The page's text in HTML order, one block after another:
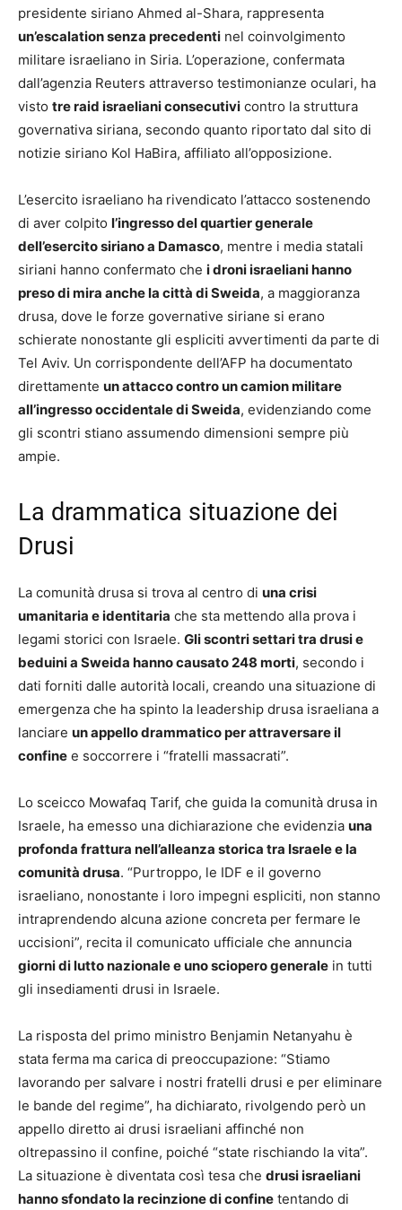
presidente siriano Ahmed al-Shara, rappresenta
un’escalation senza precedenti nel coinvolgimento
militare israeliano in Siria. L’operazione, confermata
dall’agenzia Reuters attraverso testimonianze oculari, ha
visto tre raid israeliani consecutivi contro la struttura
governativa siriana, secondo quanto riportato dal sito di
notizie siriano Kol HaBira, affiliato all’opposizione.
L’esercito israeliano ha rivendicato l’attacco sostenendo
di aver colpito l’ingresso del quartier generale
dell’esercito siriano a Damasco, mentre i media statali
siriani hanno confermato che i droni israeliani hanno
preso di mira anche la città di Sweida, a maggioranza
drusa, dove le forze governative siriane si erano
schierate nonostante gli espliciti avvertimenti da parte di
Tel Aviv. Un corrispondente dell’AFP ha documentato
direttamente un attacco contro un camion militare
all’ingresso occidentale di Sweida, evidenziando come
gli scontri stiano assumendo dimensioni sempre più
ampie.
La drammatica situazione dei
Drusi
La comunità drusa si trova al centro di una crisi
umanitaria e identitaria che sta mettendo alla prova i
legami storici con Israele. Gli scontri settari tra drusi e
beduini a Sweida hanno causato 248 morti, secondo i
dati forniti dalle autorità locali, creando una situazione di
emergenza che ha spinto la leadership drusa israeliana a
lanciare un appello drammatico per attraversare il
confine e soccorrere i “fratelli massacrati”.
Lo sceicco Mowafaq Tarif, che guida la comunità drusa in
Israele, ha emesso una dichiarazione che evidenzia una
profonda frattura nell’alleanza storica tra Israele e la
comunità drusa. “Purtroppo, le IDF e il governo
israeliano, nonostante i loro impegni espliciti, non stanno
intraprendendo alcuna azione concreta per fermare le
uccisioni”, recita il comunicato ufficiale che annuncia
giorni di lutto nazionale e uno sciopero generale in tutti
gli insediamenti drusi in Israele.
La risposta del primo ministro Benjamin Netanyahu è
stata ferma ma carica di preoccupazione: “Stiamo
lavorando per salvare i nostri fratelli drusi e per eliminare
le bande del regime”, ha dichiarato, rivolgendo però un
appello diretto ai drusi israeliani affinché non
oltrepassino il confine, poiché “state rischiando la vita”.
La situazione è diventata così tesa che drusi israeliani
hanno sfondato la recinzione di confine tentando di